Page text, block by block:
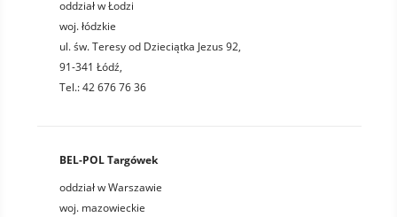
oddział w Łodzi
woj. łódzkie
ul. św. Teresy od Dzieciątka Jezus 92,
91-341 Łódź,
Tel.: 42 676 76 36
BEL-POL Targówek
oddział w Warszawie
woj. mazowieckie